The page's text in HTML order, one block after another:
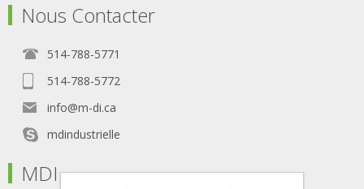
Nous Contacter
514-788-5771
514-788-5772
info@m-di.ca
mdindustrielle
MDI